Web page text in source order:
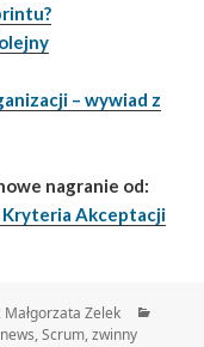
– wywiad z
nagranie od:
Akceptacji
Zelek
,Scrum,zwinny